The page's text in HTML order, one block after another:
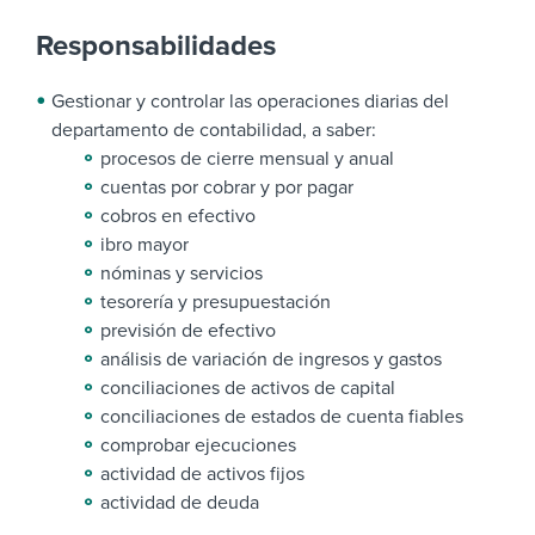
Responsabilidades
Gestionar y controlar las operaciones diarias del
departamento de contabilidad, a saber:
procesos de cierre mensual y anual
cuentas por cobrar y por pagar
cobros en efectivo
ibro mayor
nóminas y servicios
tesorería y presupuestación
previsión de efectivo
análisis de variación de ingresos y gastos
conciliaciones de activos de capital
conciliaciones de estados de cuenta fiables
comprobar ejecuciones
actividad de activos fijos
actividad de deuda